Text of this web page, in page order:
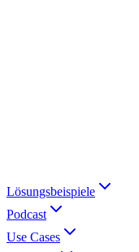
Lösungsbeispiele
Podcast
Use Cases